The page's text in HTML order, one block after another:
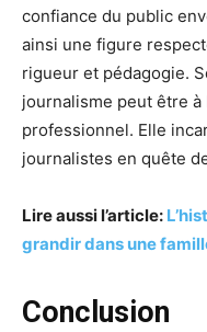
confiance du public
ainsi une figure
rigueur et pédagogie.
journalisme peut être
professionnel. Elle
journalistes en quête
Lire aussi l’article:
grandir dans une
Conclusion